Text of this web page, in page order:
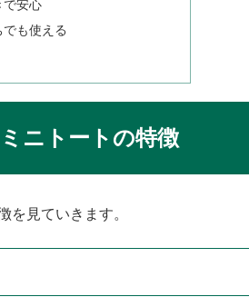
で安心
も使える
ニトートの特徴
を見ていきます。